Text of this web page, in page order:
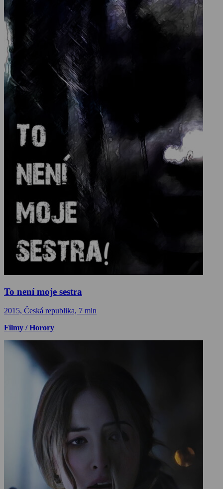
To není moje sestra
2015, Česká republika, 7 min
Filmy / Horory